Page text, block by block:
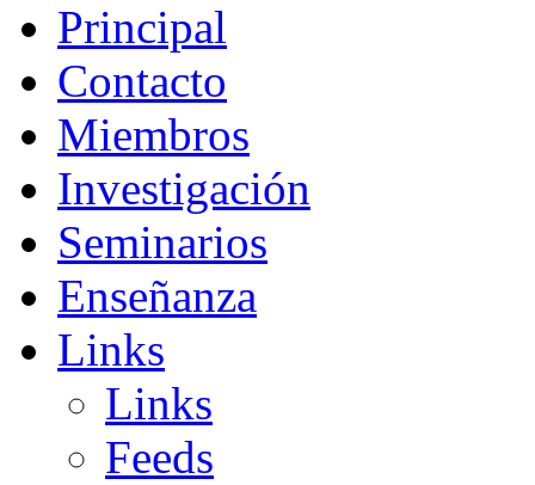
Principal
Contacto
Miembros
Investigación
Seminarios
Enseñanza
Links
Links
Feeds